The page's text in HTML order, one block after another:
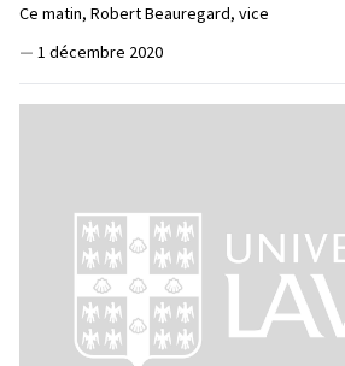
Ce matin, Robert Beauregard, vice
— 1 décembre 2020